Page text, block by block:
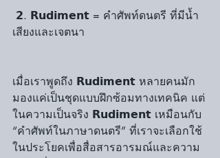
𝟮. 𝗥𝘂𝗱𝗶𝗺𝗲𝗻𝘁 = คำศัพท์ดนตรี ที่มีน้ำ
เสียงและเจตนา
เมื่อเราพูดถึง 𝗥𝘂𝗱𝗶𝗺𝗲𝗻𝘁 หลายคนมัก
มองแค่เป็นชุดแบบฝึกซ้อมทางเทคนิค แต่
ในความเป็นจริง 𝗥𝘂𝗱𝗶𝗺𝗲𝗻𝘁 เหมือนกับ
“คำศัพท์ในภาษาดนตรี” ที่เราจะเลือกใช้
ในประโยคเพื่อสื่อสารอารมณ์และความ